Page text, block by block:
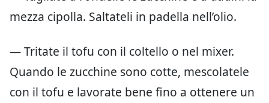
mezza cipolla. Saltateli in padella nell’olio.
— Tritate il tofu con il coltello o nel mixer.
Quando le zucchine sono cotte, mescolatele
con il tofu e lavorate bene fino a ottenere un